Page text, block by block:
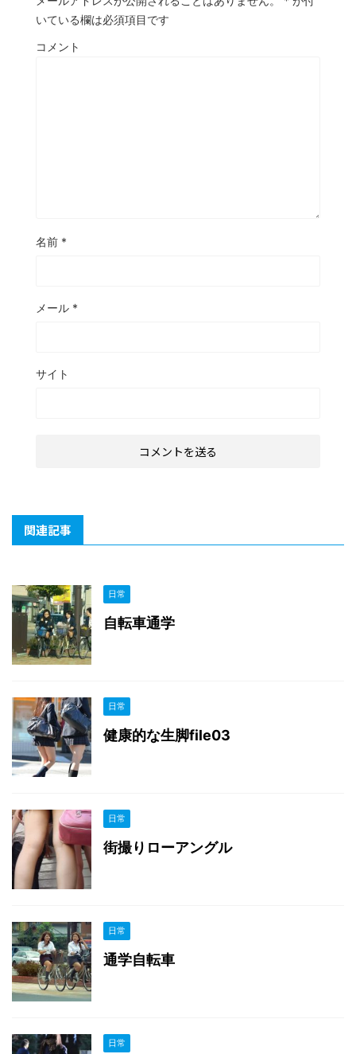
いている欄は必須項目です
コメント
名前 *
メール *
サイト
関連記事
日常
自転車通学
日常
健康的な生脚file03
日常
街撮りローアングル
日常
通学自転車
日常